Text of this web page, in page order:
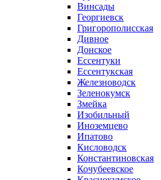
Винсады
Георгиевск
Григорополисская
Дивное
Донское
Ессентуки
Ессентукская
Железноводск
Зеленокумск
Змейка
Изобильный
Иноземцево
Ипатово
Кисловодск
Константиновская
Кочубеевское